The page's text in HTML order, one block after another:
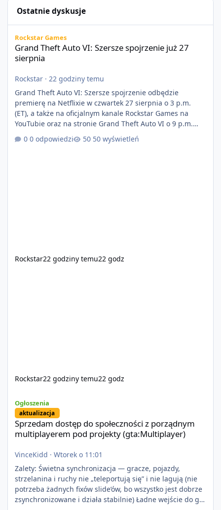
Ostatnie dyskusje
Rockstar Games
Grand Theft Auto VI: Szersze spojrzenie już 27
sierpnia
Rockstar · 22 godziny temu
Grand Theft Auto VI: Szersze spojrzenie odbędzie
premierę na Netflixie w czwartek 27 sierpnia o 3 p.m.
(ET), a także na oficjalnym kanale Rockstar Games na
YouTubie oraz na stronie Grand Theft Auto VI o 9 p.m.
(ET) 27 sierpnia. https://netflix.com/GTAVI Grand Theft
Auto VI będzie dostępne 19 listopada na PlayStation 5
0 odpowiedzi 50 wyświetleń
Rockstar22 godziny temu22 godz
Rockstar22 godziny temu22 godz
Ogłoszenia
aktualizacja
Sprzedam dostęp do społeczności z porządnym
multiplayerem pod projekty (gta:Multiplayer)
VinceKidd · Wtorek o 11:01
Zalety: Świetna synchronizacja — gracze, pojazdy,
strzelanina i ruchy nie „teleportują się” i nie lagują (nie
potrzeba żadnych fixów slide’ów, bo wszystko jest dobrze
zsynchronizowane i działa stabilnie) Ładne wejście do gry